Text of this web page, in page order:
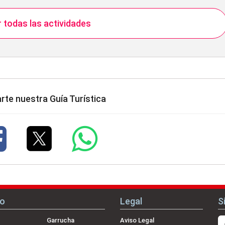
todas las actividades
nuestra Guía Turística
Garrucha
Legal
Aviso Legal